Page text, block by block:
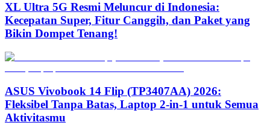
XL Ultra 5G Resmi Meluncur di Indonesia:
Kecepatan Super, Fitur Canggih, dan Paket yang
Bikin Dompet Tenang!
ASUS Vivobook 14 Flip (TP3407AA) 2026:
Fleksibel Tanpa Batas, Laptop 2-in-1 untuk Semua
Aktivitasmu